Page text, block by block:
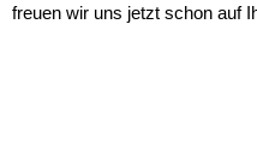
freuen wir uns jetzt schon auf